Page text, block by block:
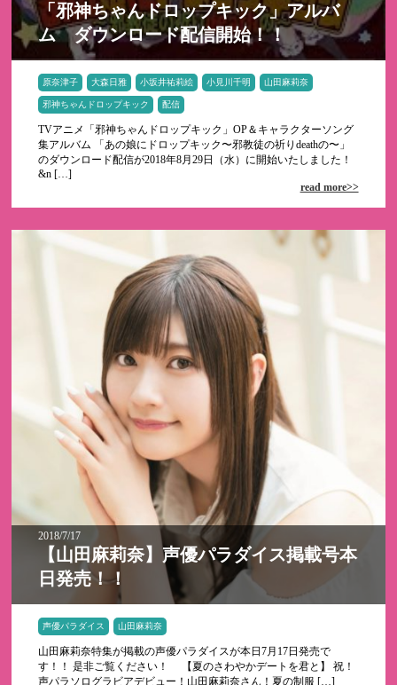
「邪神ちゃんドロップキック」アルバ
ム ダウンロード配信開始！！
原奈津子 大森日雅 小坂井祐莉絵 小見川千明 山田麻莉奈
邪神ちゃんドロップキック 配信
TVアニメ「邪神ちゃんドロップキック」OP＆キャラクターソング
集アルバム 「あの娘にドロップキック〜邪教徒の祈りdeathの〜」
のダウンロード配信が2018年8月29日（水）に開始いたしました！
&n […]
read more>>
2018/7/17
【山田麻莉奈】声優パラダイス掲載号本
日発売！！
声優パラダイス 山田麻莉奈
山田麻莉奈特集が掲載の声優パラダイスが本日7月17日発売で
す！！ 是非ご覧ください！ 【夏のさわやかデートを君と】 祝！
声パラソログラビアデビュー！山田麻莉奈さん！夏の制服 […]